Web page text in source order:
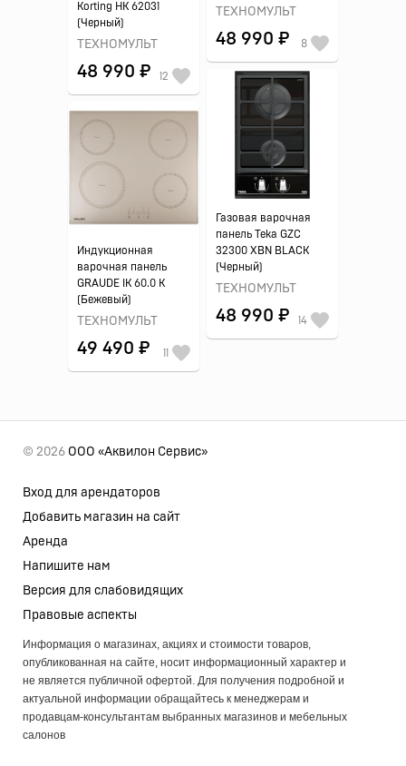
ТЕХНОМУЛЬТ
48 990 ₽ 8
Korting HK 62031
(Черный)
ТЕХНОМУЛЬТ
48 990 ₽ 12
Газовая варочная
панель Teka GZC
32300 XBN BLACK
(Черный)
ТЕХНОМУЛЬТ
48 990 ₽ 14
Индукционная
варочная панель
GRAUDE IK 60.0 K
(Бежевый)
ТЕХНОМУЛЬТ
49 490 ₽ 11
© 2026 ООО «Аквилон Сервис»
Вход для арендаторов
Добавить магазин на сайт
Аренда
Напишите нам
Версия для слабовидящих
Правовые аспекты
Информация о магазинах, акциях и стоимости товаров,
опубликованная на сайте, носит информационный характер и
не является публичной офертой. Для получения подробной и
актуальной информации обращайтесь к менеджерам и
продавцам-консультантам выбранных магазинов и мебельных
салонов